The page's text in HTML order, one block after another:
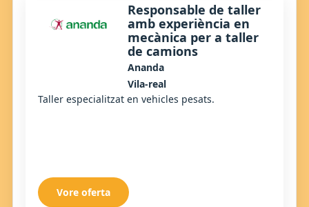
Responsable de taller
amb experiència en
mecànica per a taller
de camions
Ananda
Vila-real
Taller especialitzat en vehicles pesats.
Vore oferta